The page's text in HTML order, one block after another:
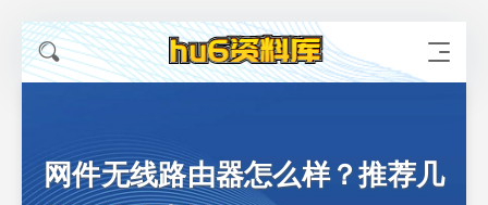
网件无线路由器怎么样？推荐几